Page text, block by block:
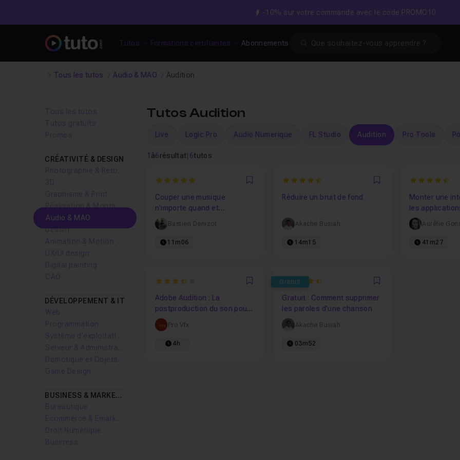
-10% sur votre commande avec le code PROMO10
Tutos Formations certifiantes Abonnements
Tous les tutos Audio & MAO Audition
Tous les tutos
Tutos gratuits
Promos
CRÉATIVITÉ & DESIGN
3D
Graphisme & Print
Réalisation & Montage vidéo
Audio & MAO
Dessin
UX/UI design
Digital painting
CAO
DÉVELOPPEMENT & IT
Web
Programmation
Game Design
BUSINESS & MARKETING
Bureautique
Droit Numérique
Business
Tutos Audition
Live Logic Pro Audio Numerique FL Studio Audition Pro Tools
1 à6résultat 6tutos
5 Favori
Couper une musique
n'importe quand et
proprement
Bastien Denizot
11m06
4.5 Favori
Réduire un bruit de fond
Akache Busiah
14m15
Monter une
les
Cloud
Aurélie
41m27
3.56 Favori
Adobe Audition : La
postproduction du son pour
films, documentaires,
interviews et clips
Pro Vfx
4h
Gratuit
4.0961538461538 Favori
Gratuit : Comment supprimer
les paroles d'une chanson
Akache Busiah
03m52